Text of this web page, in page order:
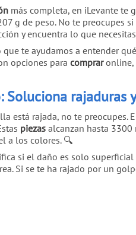
más completa, en iLevante te
g de peso. No te preocupes
y encuentra lo que
que te ayudamos a entender qué
opciones para compraronline,
Soluciona rajaduras
está rajada, no te preocupes.
piezas alcanzan hasta
a los colores. 🔍
si el daño es solo superficial
Si se te ha rajado por un